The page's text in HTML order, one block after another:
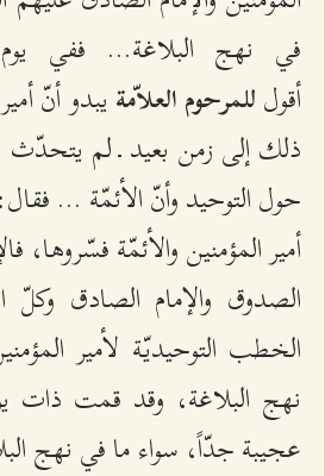
في نهج البلاغة... ففي
أقولللمرحوم العلاّمة يبدو أنّ
ذلك إلى زمن بعيد ـ لم يتحدّث
حول التوحيد وأنّ الأئمّة ...
أمير المؤمنين والأئمّة فسّروها،
الصدوق والإمام الصادق وكلّ
الخطب التوحيديّة لأمير
نهج البلاغة، وقد قمت ذات
عجيبة جدّاً، سواء ما في نهج